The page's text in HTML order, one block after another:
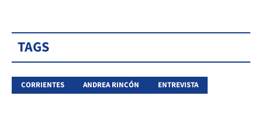
TAGS
CORRIENTES ANDREA RINCÓN ENTREVISTA